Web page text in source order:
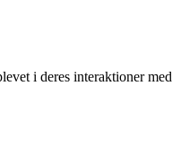
i deres interaktioner med